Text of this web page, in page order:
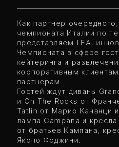
Как партнер
чемпионата Италии по
представляем LEA,
Чемпионата в сфере
кейтеринга и
корпоративным
партнерам.
Гостей ждут диваны
и On The Rocks от
Tatlin от Марио Кананци
лампа Campana и
от братьев Кампана,
Якопо Фоджини.